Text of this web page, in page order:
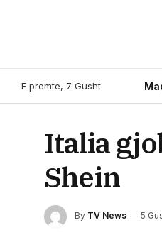
E premte, 7 Gusht
Italia
Shein
By TV News 5